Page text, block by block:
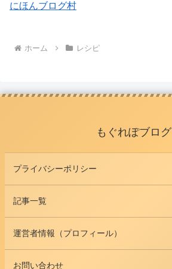
にほんブログ村
ホーム レシピ
もぐれぽブログ
プライバシーポリシー
記事一覧
運営者情報（プロフィール）
お問い合わせ